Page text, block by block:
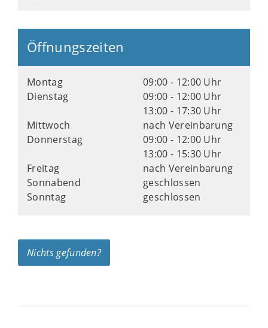
Öffnungszeiten
Montag
09:00 - 12:00 Uhr
Dienstag
09:00 - 12:00 Uhr
13:00 - 17:30 Uhr
Mittwoch
nach Vereinbarung
Donnerstag
09:00 - 12:00 Uhr
13:00 - 15:30 Uhr
Freitag
nach Vereinbarung
Sonnabend
geschlossen
Sonntag
geschlossen
Nichts gefunden?